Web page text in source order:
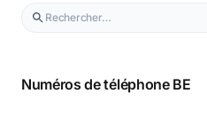
Numéros de téléphone BE